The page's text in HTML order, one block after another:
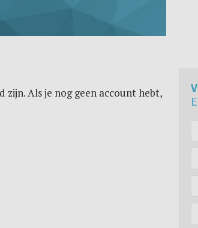
zijn. Als je nog geen account hebt,